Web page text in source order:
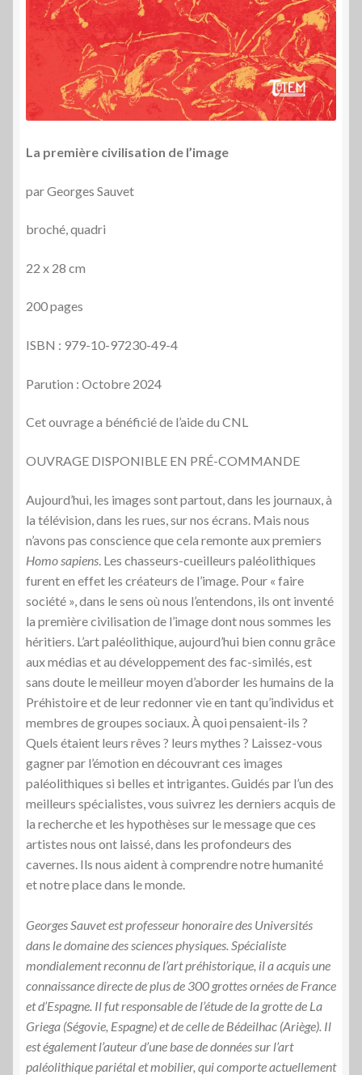
La première civilisation de l’image
par Georges Sauvet
broché, quadri
22 x 28 cm
200 pages
ISBN : 979-10-97230-49-4
Parution : Octobre 2024
Cet ouvrage a bénéficié de l’aide du CNL
OUVRAGE DISPONIBLE EN PRÉ-COMMANDE
Aujourd’hui, les images sont partout, dans les journaux, à
la télévision, dans les rues, sur nos écrans. Mais nous
n’avons pas conscience que cela remonte aux premiers
Homo sapiens . Les chasseurs-cueilleurs paléolithiques
furent en effet les créateurs de l’image. Pour « faire
société », dans le sens où nous l’entendons, ils ont inventé
la première civilisation de l’image dont nous sommes les
héritiers. L’art paléolithique, aujourd’hui bien connu grâce
aux médias et au développement des fac-similés, est
sans doute le meilleur moyen d’aborder les humains de la
Préhistoire et de leur redonner vie en tant qu’individus et
membres de groupes sociaux. À quoi pensaient-ils ?
Quels étaient leurs rêves ? leurs mythes ? Laissez-vous
gagner par l’émotion en découvrant ces images
paléolithiques si belles et intrigantes. Guidés par l’un des
meilleurs spécialistes, vous suivrez les derniers acquis de
la recherche et les hypothèses sur le message que ces
artistes nous ont laissé, dans les profondeurs des
cavernes. Ils nous aident à comprendre notre humanité
et notre place dans le monde.
Georges Sauvet est professeur honoraire des Universités
dans le domaine des sciences physiques. Spécialiste
mondialement reconnu de l’art préhistorique, il a acquis une
connaissance directe de plus de 300 grottes ornées de France
et d’Espagne. Il fut responsable de l’étude de la grotte de La
Griega (Ségovie, Espagne) et de celle de Bédeilhac (Ariège). Il
est également l’auteur d’une base de données sur l’art
paléolithique pariétal et mobilier, qui comporte actuellement